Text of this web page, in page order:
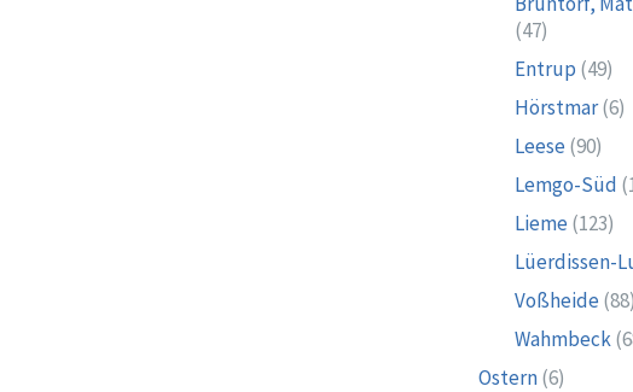
(47)
Entrup (49)
Hörstmar(6)
Leese (90)
Lemgo-Süd
Lieme (123)
Lüerdissen-
Voßheide (88)
Wahmbeck
Ostern(6)